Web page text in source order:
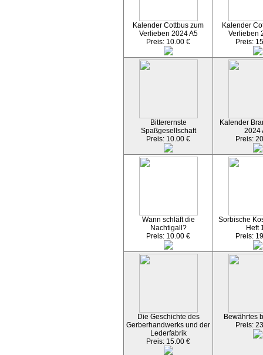
Kalender Cottbus zum
Verlieben 2024 A5
Preis: 10.00 €
Kalender
Verlieben
Preis:
Bitterernste
Spaßgesellschaft
Preis: 10.00 €
Kalender
2024
Preis:
Wann schläft die
Nachtigall?
Preis: 10.00 €
Sorbische
Heft
Preis:
Die Geschichte des
Gerberhandwerks und der
Lederfabrik
Preis: 15.00 €
Bewährtes
Preis: